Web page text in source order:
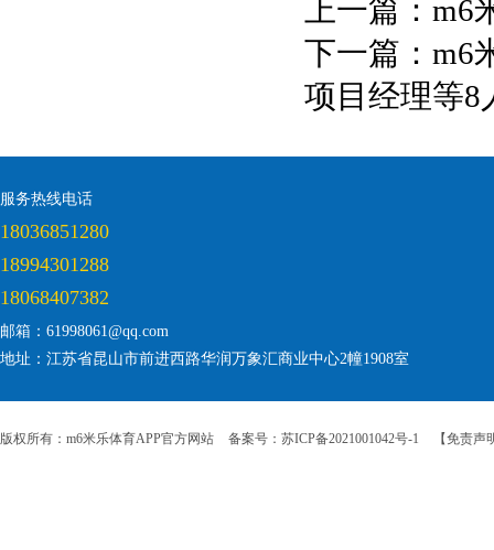
上一篇： m6
下一篇： m6
项目经理等8
服务热线电话
18036851280
18994301288
18068407382
邮箱：61998061@qq.com
地址：江苏省昆山市前进西路华润万象汇商业中心2幢1908室
版权所有：m6米乐体育APP官方网站 备案号：苏ICP备2021001042号-1 【免责声